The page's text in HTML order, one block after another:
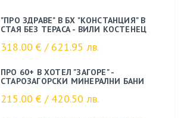
"ПРО ЗДРАВЕ" В БХ "КОНСТАНЦИЯ" В
СТАЯ БЕЗ ТЕРАСА - ВИЛИ КОСТЕНЕЦ
318.00 € / 621.95 лв.
ПРО 60+ В ХОТЕЛ "ЗАГОРЕ" -
СТАРОЗАГОРСКИ МИНЕРАЛНИ БАНИ
215.00 € / 420.50 лв.